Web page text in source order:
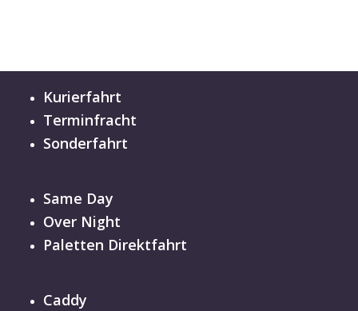
Kurierfahrt
Terminfracht
Sonderfahrt
Same Day
Over Night
Paletten Direktfahrt
Caddy